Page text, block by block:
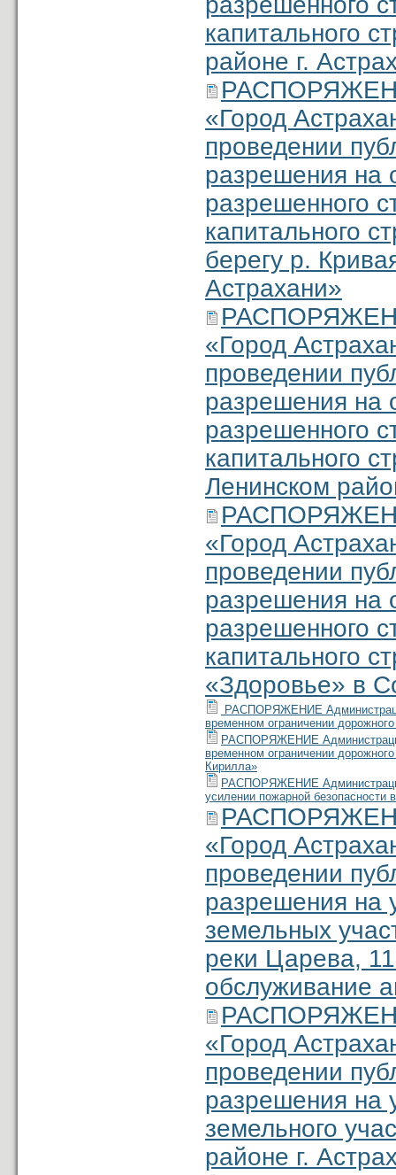
капитального
районе г.
«Город
проведении
разрешения на
разрешенного
капитального
берегу р.
Астрахани»
«Город
проведении
разрешения на
разрешенного
капитального
Ленинском
«Город
проведении
разрешения на
разрешенного
капитального
«Здоровье» в
РАСПОРЯЖЕНИЕ
временном ограничении
РАСПОРЯЖЕНИЕ
временном ограничении
Кирилла»
РАСПОРЯЖЕНИЕ
усилении пожарной безопасности
«Город
проведении
разре­шения на
земельных
реки Царева,
обслужива­ние
«Город
проведении
разрешения на
земельного
районе г.